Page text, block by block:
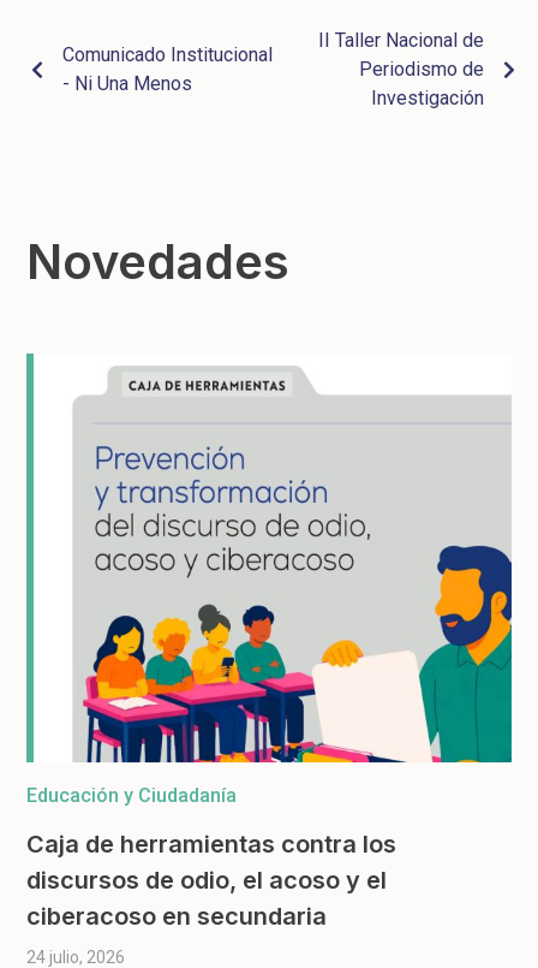
Comunicado Institucional
- Ni Una Menos
II Taller Nacional de
Periodismo de
Investigación
Novedades
Educación y Ciudadanía
Caja de herramientas contra los
discursos de odio, el acoso y el
ciberacoso en secundaria
24 julio, 2026